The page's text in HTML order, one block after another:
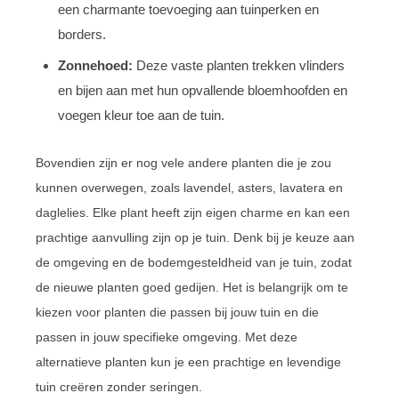
een charmante toevoeging aan tuinperken en
borders.
Zonnehoed: Deze vaste planten trekken vlinders
en bijen aan met hun opvallende bloemhoofden en
voegen kleur toe aan de tuin.
Bovendien zijn er nog vele andere planten die je zou
kunnen overwegen, zoals lavendel, asters, lavatera en
daglelies. Elke plant heeft zijn eigen charme en kan een
prachtige aanvulling zijn op je tuin. Denk bij je keuze aan
de omgeving en de bodemgesteldheid van je tuin, zodat
de nieuwe planten goed gedijen. Het is belangrijk om te
kiezen voor planten die passen bij jouw tuin en die
passen in jouw specifieke omgeving. Met deze
alternatieve planten kun je een prachtige en levendige
tuin creëren zonder seringen.